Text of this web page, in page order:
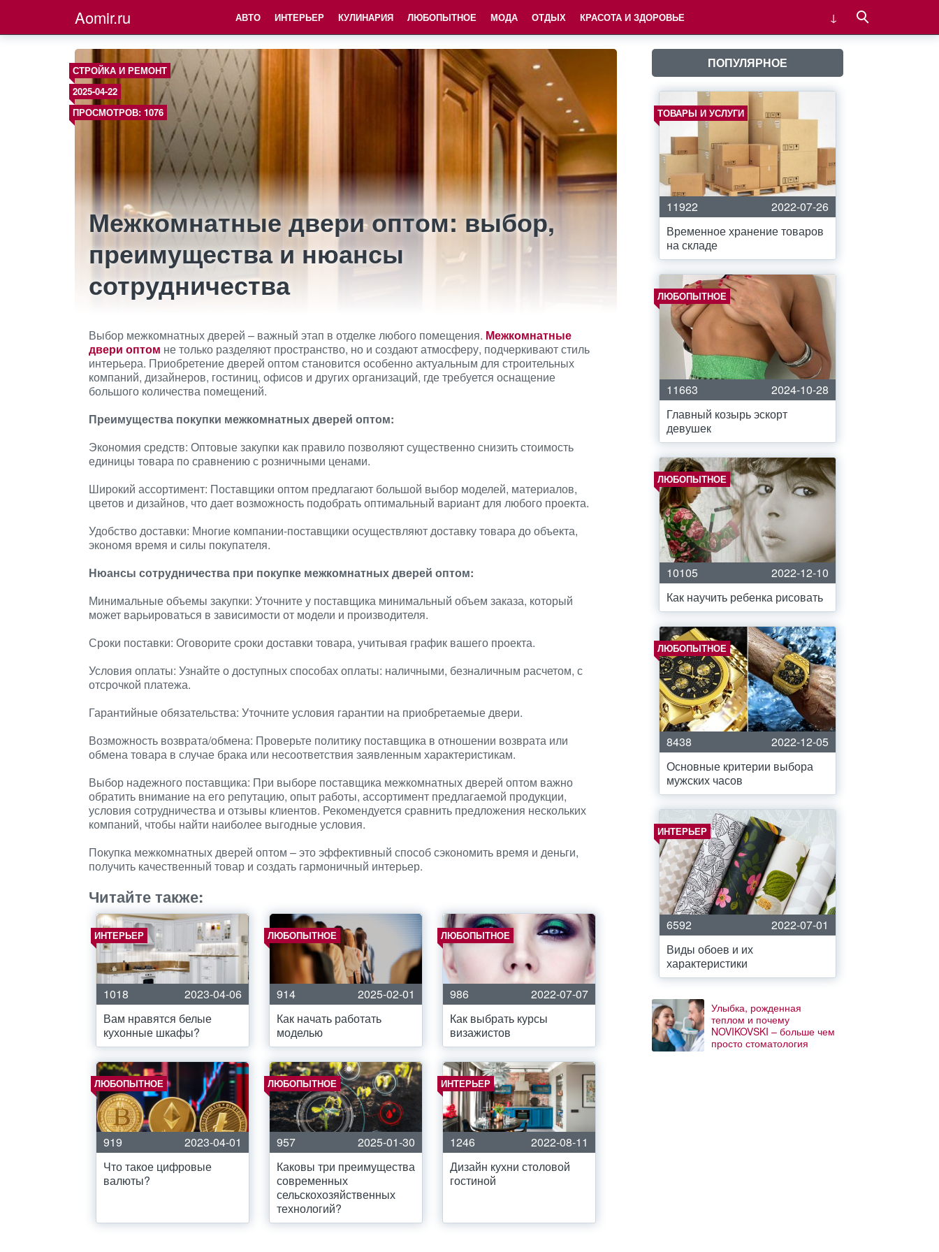
Aomir.ru АВТО ИНТЕРЬЕР КУЛИНАРИЯ ЛЮБОПЫТНОЕ МОДА ОТДЫХ КРАСОТА И ЗДОРОВЬЕ
СТРОЙКА И РЕМОНТ
2025-04-22
ПРОСМОТРОВ: 1076
Межкомнатные двери оптом: выбор,
преимущества и нюансы
сотрудничества
Выбор межкомнатных дверей – важный этап в отделке любого помещения. Межкомнатные
двери оптом не только разделяют пространство, но и создают атмосферу, подчеркивают стиль
интерьера. Приобретение дверей оптом становится особенно актуальным для строительных
компаний, дизайнеров, гостиниц, офисов и других организаций, где требуется оснащение
большого количества помещений.
Преимущества покупки межкомнатных дверей оптом:
Экономия средств: Оптовые закупки как правило позволяют существенно снизить стоимость
единицы товара по сравнению с розничными ценами.
Широкий ассортимент: Поставщики оптом предлагают большой выбор моделей, материалов,
цветов и дизайнов, что дает возможность подобрать оптимальный вариант для любого проекта.
Удобство доставки: Многие компании-поставщики осуществляют доставку товара до объекта,
экономя время и силы покупателя.
Нюансы сотрудничества при покупке межкомнатных дверей оптом:
Минимальные объемы закупки: Уточните у поставщика минимальный объем заказа, который
может варьироваться в зависимости от модели и производителя.
Сроки поставки: Оговорите сроки доставки товара, учитывая график вашего проекта.
Условия оплаты: Узнайте о доступных способах оплаты: наличными, безналичным расчетом, с
отсрочкой платежа.
Гарантийные обязательства: Уточните условия гарантии на приобретаемые двери.
Возможность возврата/обмена: Проверьте политику поставщика в отношении возврата или
обмена товара в случае брака или несоответствия заявленным характеристикам.
Выбор надежного поставщика: При выборе поставщика межкомнатных дверей оптом важно
обратить внимание на его репутацию, опыт работы, ассортимент предлагаемой продукции,
условия сотрудничества и отзывы клиентов. Рекомендуется сравнить предложения нескольких
компаний, чтобы найти наиболее выгодные условия.
Покупка межкомнатных дверей оптом – это эффективный способ сэкономить время и деньги,
получить качественный товар и создать гармоничный интерьер.
Читайте также:
ИНТЕРЬЕР
1018
2023-04-06
Вам нравятся белые
кухонные шкафы?
ЛЮБОПЫТНОЕ
914
2025-02-01
Как начать работать
моделью
ЛЮБОПЫТНОЕ
986
2022-07-07
Как выбрать курсы
визажистов
ЛЮБОПЫТНОЕ
919
2023-04-01
Что такое цифровые
валюты?
ЛЮБОПЫТНОЕ
957
2025-01-30
Каковы три преимущества
современных
сельскохозяйственных
технологий?
ИНТЕРЬЕР
1246
2022-08-11
Дизайн кухни столовой
гостиной
ПОПУЛЯРНОЕ
ТОВАРЫ И УСЛУГИ
11922
2022-07-26
Временное хранение товаров
на складе
ЛЮБОПЫТНОЕ
11663
2024-10-28
Главный козырь эскорт
девушек
ЛЮБОПЫТНОЕ
10105
2022-12-10
Как научить ребенка рисовать
ЛЮБОПЫТНОЕ
8438
2022-12-05
Основные критерии выбора
мужских часов
ИНТЕРЬЕР
6592
2022-07-01
Виды обоев и их
характеристики
Улыбка, рожденная
теплом и почему
NOVIKOVSKI – больше чем
просто стоматология